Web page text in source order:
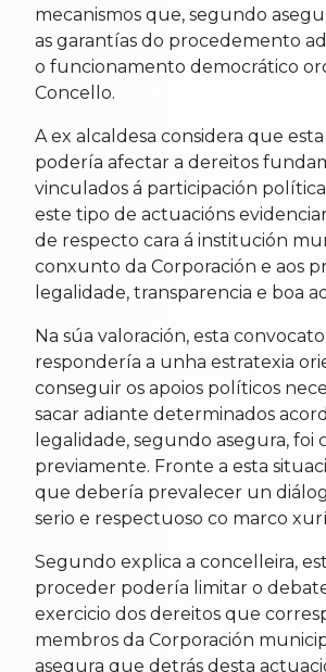
mecanismos que, segundo
as garantías do procedemento
o funcionamento democrático
Concello.
A ex alcaldesa considera que
podería afectar a dereitos
vinculados á participación
este tipo de actuacións
de respecto cara á institución
conxunto da Corporación e aos
legalidade, transparencia e boa
Na súa valoración, esta
respondería a unha estratexia
conseguir os apoios políticos
sacar adiante determinados
legalidade, segundo asegura, foi
previamente. Fronte a esta
que debería prevalecer un
serio e respectuoso co marco
Segundo explica a concelleira,
proceder podería limitar o
exercicio dos dereitos que
membros da Corporación
asegura que detrás desta